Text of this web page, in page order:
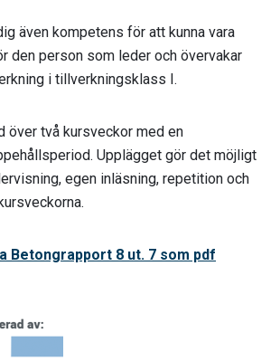
även kompetens för att kunna vara
den person som leder och övervakar
i tillverkningsklass I.
över två kursveckor med en
Upplägget gör det möjligt
egen inläsning, repetition och
Betongrapport 8 ut. 7 som pdf